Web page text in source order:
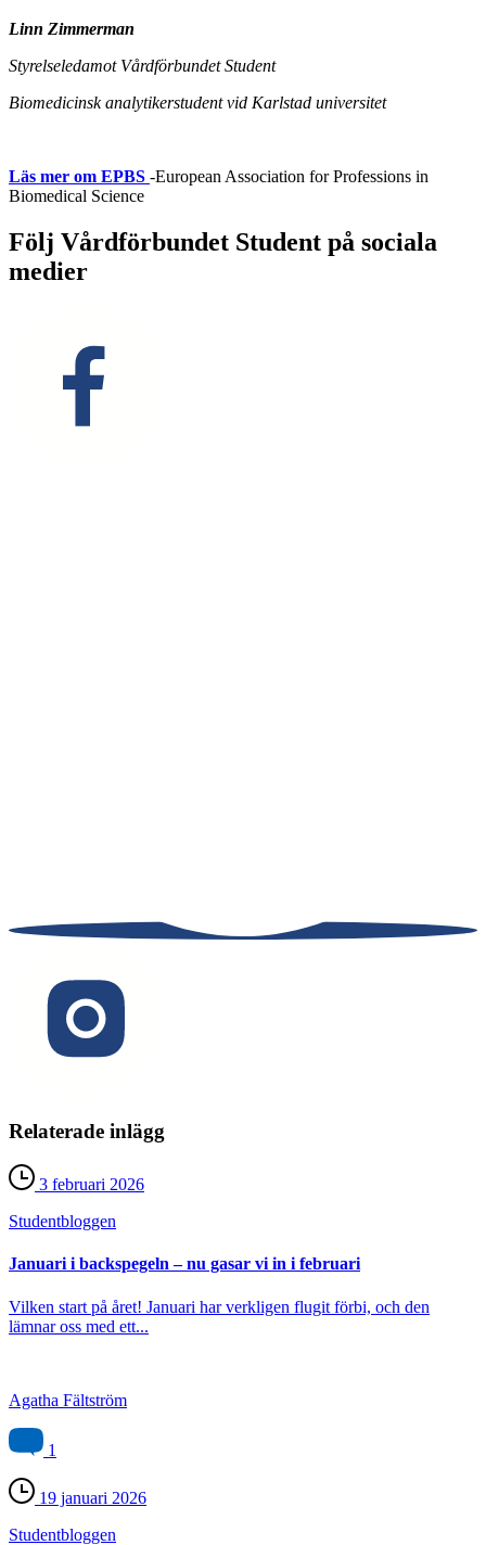
Linn Zimmerman
Styrelseledamot Vårdförbundet Student
Biomedicinsk analytikerstudent vid Karlstad universitet
Läs mer om EPBS -European Association for Professions in
Biomedical Science
Följ Vårdförbundet Student på sociala
medier
Relaterade inlägg
3 februari 2026
Student­bloggen
Januari i backspegeln – nu gasar vi in i februari
Vilken start på året! Januari har verkligen flugit förbi, och den
lämnar oss med ett...
Agatha Fältström
1
19 januari 2026
Student­bloggen